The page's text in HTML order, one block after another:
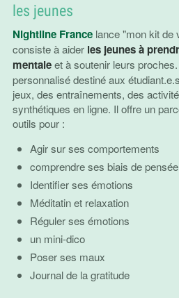
les jeunes
Nightline Francelance "mon kit de
consiste à aider les jeunes à
mentaleet à soutenir leurs
personnalisé destiné aux
jeux, des entraînements, des
synthétiques en ligne. Il offre un
outils pour :
Agir sur ses comportements
comprendre ses biais de pensée
Identifier ses émotions
Méditatin et relaxation
Réguler ses émotions
un mini-dico
Poser ses maux
Journal de la gratitude